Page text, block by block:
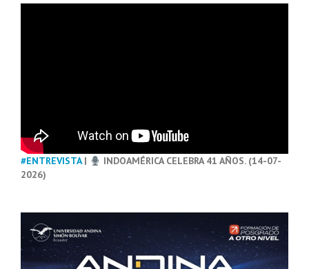
#ENTREVISTA|
INDOAMÉRICA CELEBRA 41 AÑOS. (14-07-
2026)